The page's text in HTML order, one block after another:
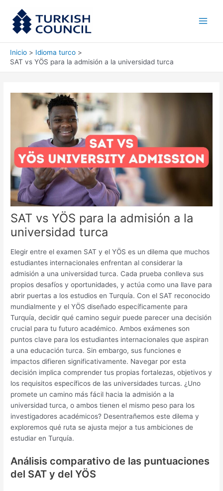
contenido
Inicio
Idioma turco
SAT vs YÖS para la admisión a la universidad turca
SAT vs YÖS para la admisión a la
universidad turca
Elegir entre el examen SAT y el YÖS es un dilema que muchos
estudiantes internacionales enfrentan al considerar la
admisión a una universidad turca. Cada prueba conlleva sus
propios desafíos y oportunidades, y actúa como una llave para
abrir puertas a los estudios en Turquía. Con el SAT reconocido
mundialmente y el YÖS diseñado específicamente para
Turquía, decidir qué camino seguir puede parecer una decisión
crucial para tu futuro académico. Ambos exámenes son
puntos clave para los estudiantes internacionales que aspiran
a una educación turca. Sin embargo, sus funciones e
impactos difieren significativamente. Navegar por esta
decisión implica comprender tus propias fortalezas, objetivos y
los requisitos específicos de las universidades turcas. ¿Uno
promete un camino más fácil hacia la admisión a la
universidad turca, o ambos tienen el mismo peso para los
investigadores académicos? Desentrañemos este dilema y
exploremos qué ruta se ajusta mejor a tus ambiciones de
estudiar en Turquía.
Análisis comparativo de las puntuaciones
del SAT y del YÖS